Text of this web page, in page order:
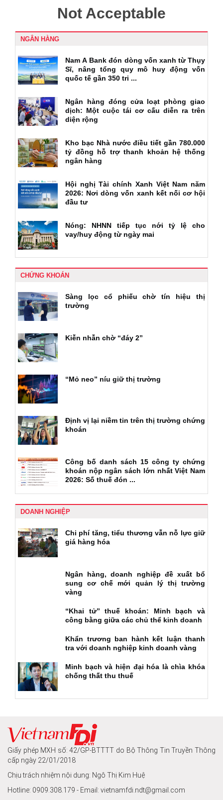
NGÂN HÀNG
Nam A Bank đón dòng vốn xanh từ Thụy
Sĩ, nâng tổng quy mô huy động vốn
quốc tế gần 350 tri ...
Ngân hàng đóng cửa loạt phòng giao
dịch: Một cuộc tái cơ cấu diễn ra trên
diện rộng
Kho bạc Nhà nước điều tiết gần 780.000
tỷ đồng hỗ trợ thanh khoản hệ thống
ngân hàng
Hội nghị Tài chính Xanh Việt Nam năm
2026: Nơi dòng vốn xanh kết nối cơ hội
đầu tư
Nóng: NHNN tiếp tục nới tỷ lệ cho
vay/huy động từ ngày mai
CHỨNG KHOÁN
Sàng lọc cổ phiếu chờ tín hiệu thị
trường
Kiễn nhẫn chờ “đáy 2”
“Mỏ neo” níu giữ thị trường
Định vị lại niềm tin trên thị trường chứng
khoán
Công bố danh sách 15 công ty chứng
khoán nộp ngân sách lớn nhất Việt Nam
2026: Số thuế đón ...
DOANH NGHIỆP
Chi phí tăng, tiểu thương vẫn nỗ lực giữ
giá hàng hóa
Ngân hàng, doanh nghiệp đề xuất bổ
sung cơ chế mới quản lý thị trường
vàng
“Khai tử” thuế khoán: Minh bạch và
công bằng giữa các chủ thể kinh doanh
Khẩn trương ban hành kết luận thanh
tra với doanh nghiệp kinh doanh vàng
Minh bạch và hiện đại hóa là chìa khóa
chống thất thu thuế
Giấy phép MXH số: 42/GP-BTTTT do Bộ Thông Tin Truyền Thông
cấp ngày 22/01/2018
Chịu trách nhiệm nội dung: Ngô Thị Kim Huệ
Hotline: 0909.308.179 - Email: vietnamfdi.ndt@gmail.com